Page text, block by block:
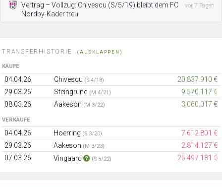
Vertrag – Vollzug: Chivescu (S/5/19) bleibt dem FC
Nordby-Kader treu.
vor 7 Tagen
TRANSFERHISTORIE: (AUSKLAPPEN)
KÄUFE
04.04.26 Chivescu (S 4/18)
20.837.910 €
29.03.26
Steingrund (M 4/21)
9.570.117 €
08.03.26
Aakeson (M 3/22) 3.060.017 €
VERKÄUFE
04.04.26 Hoerring (S 3/20)
7.612.801 €
29.03.26
Aakeson (M 3/23)
2.814.127 €
07.03.26
Vingaard (S 5/22) 25.497.181 €